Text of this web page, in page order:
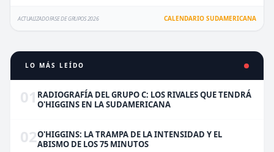
ACTUALIZADO FASE DE GRUPOS 2026 CALENDARIO SUDAMERICANA
LO MÁS LEÍDO
01 RADIOGRAFÍA DEL GRUPO C: LOS RIVALES QUE TENDRÁ
O'HIGGINS EN LA SUDAMERICANA
02O'HIGGINS: LA TRAMPA DE LA INTENSIDAD Y EL
ABISMO DE LOS 75 MINUTOS